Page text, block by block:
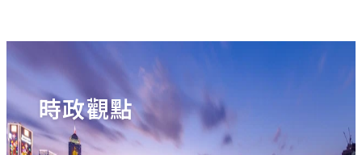
時政觀點